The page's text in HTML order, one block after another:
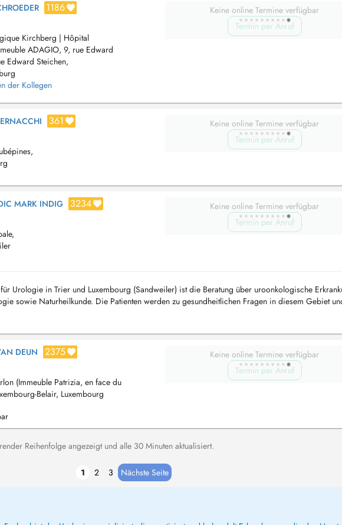
1186
Kirchberg | Hôpital
ADAGIO, 9, rue Edward
Edward Steichen,
der Kollegen
Keine online Termine verfügbar
Termin per Anruf
361
Keine online Termine verfügbar
Termin per Anruf
MARK INDIG 3234
Keine online Termine verfügbar
Termin per Anruf
Urologie in Trier und Luxembourg (Sandweiler) ist die Beratung über uroonkologische
sowie Naturheilkunde. Die Patienten werden zu gesundheitlichen Fragen in diesem Gebiet
Eingriffen individu...
DEUN 2375
(Immeuble Patrizia, en face du
Belair, Luxembourg
Keine online Termine verfügbar
Termin per Anruf
Reihenfolge angezeigt und alle 30 Minuten aktualisiert.
1 2 3 Nächste Seite